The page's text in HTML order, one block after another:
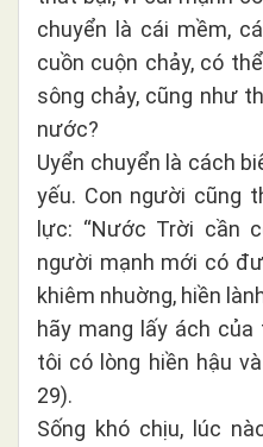
chuyển là cái mềm,
cuồn cuộn chảy, có
sông chảy, cũng như
nước?
Uyển chuyển là cách
yếu. Con người cũng
lực: “Nước Trời cần
người mạnh mới có
khiêm nhuờng, hiền
hãy mang lấy ách
tôi có lòng hiền hậu
29).
Sống khó chịu, lúc